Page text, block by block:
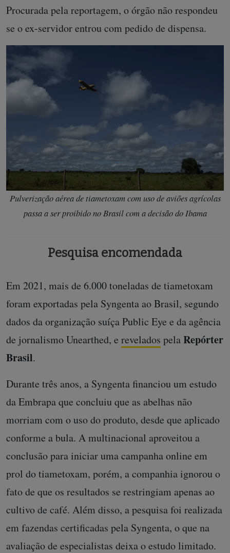
Procurada pela reportagem, o órgão não respondeu
se o ex-servidor entrou com pedido de dispensa.
Pulverização aérea de tiametoxam com uso de aviões agrícolas
passa a ser proibido no Brasil com a decisão do Ibama
Pesquisa encomendada
Em 2021, mais de 6.000 toneladas de tiametoxam
foram exportadas pela Syngenta ao Brasil, segundo
dados da organização suíça Public Eye e da agência
de jornalismo Unearthed, e revelados pelaRepórter
Brasil.
Durante três anos, a Syngenta financiou um estudo
da Embrapa que concluiu que as abelhas não
morriam com o uso do produto, desde que aplicado
conforme a bula. A multinacional aproveitou a
conclusão para iniciar uma campanha online em
prol do tiametoxam, porém, a companhia ignorou o
fato de que os resultados se restringiam apenas ao
cultivo de café. Além disso, a pesquisa foi realizada
em fazendas certificadas pela Syngenta, o que na
avaliação de especialistas deixa o estudo limitado.